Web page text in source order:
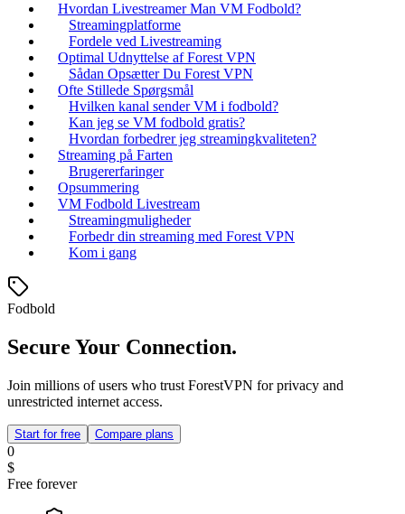
Hvordan Livestreamer Man VM Fodbold?
Streamingplatforme
Fordele ved Livestreaming
Optimal Udnyttelse af Forest VPN
Sådan Opsætter Du Forest VPN
Ofte Stillede Spørgsmål
Hvilken kanal sender VM i fodbold?
Kan jeg se VM fodbold gratis?
Hvordan forbedrer jeg streamingkvaliteten?
Streaming på Farten
Brugererfaringer
Opsummering
VM Fodbold Livestream
Streamingmuligheder
Forbedr din streaming med Forest VPN
Kom i gang
Fodbold
Secure Your Connection.
Join millions of users who trust ForestVPN for privacy and
unrestricted internet access.
Start for free Compare plans
0
$
Free forever